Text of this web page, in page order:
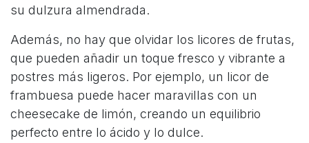
su dulzura almendrada.
Además, no hay que olvidar los licores de frutas,
que pueden añadir un toque fresco y vibrante a
postres más ligeros. Por ejemplo, un licor de
frambuesa puede hacer maravillas con un
cheesecake de limón, creando un equilibrio
perfecto entre lo ácido y lo dulce.